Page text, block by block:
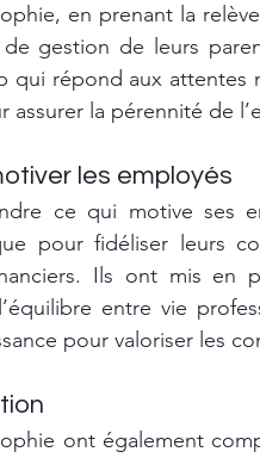
en prenant la
gestion de leurs
qui répond aux attentes
la pérennité de
les employés
ce qui motive ses
pour fidéliser leurs
Ils ont mis en
entre vie
pour valoriser les
ont également